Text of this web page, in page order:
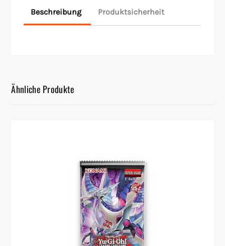
Beschreibung Produktsicherheit
Ähnliche Produkte